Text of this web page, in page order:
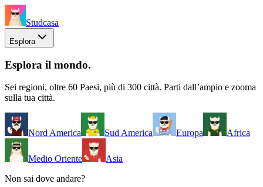
Studcasa
Esplora
Esplora il mondo.
Sei regioni, oltre 60 Paesi, più di 300 città. Parti dall’ampio e zooma
sulla tua città.
Nord America Sud America Europa Africa
Medio Oriente
Asia
Non sai dove andare?